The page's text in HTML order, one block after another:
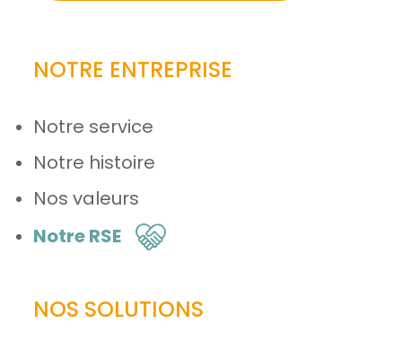
NOTRE ENTREPRISE
Notre service
Notre histoire
Nos valeurs
Notre RSE
NOS SOLUTIONS